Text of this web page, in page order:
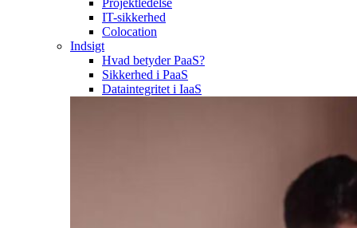
Projektledelse
IT-sikkerhed
Colocation
Indsigt
Hvad betyder PaaS?
Sikkerhed i PaaS
Dataintegritet i IaaS